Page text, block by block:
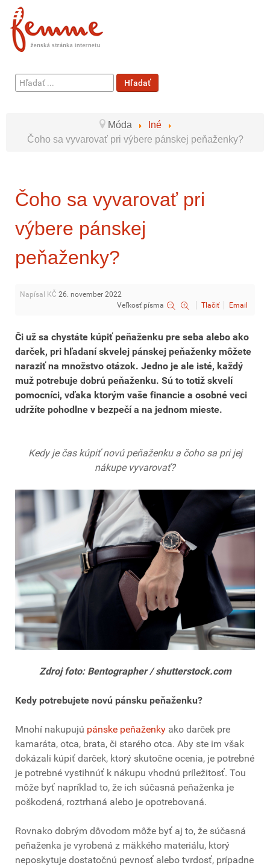
Hľadať
...
Hľadať
Móda
Iné
Čoho sa vyvarovať pri výbere pánskej peňaženky?
Čoho sa vyvarovať pri
výbere pánskej
peňaženky?
Napísal KČ 26. november 2022
Veľkosť písma
Tlačiť Email
Či už sa chystáte kúpiť peňaženku pre seba alebo ako
darček, pri hľadaní skvelej pánskej peňaženky môžete
naraziť na množstvo otázok. Jedno je ale isté, každý
muž potrebuje dobrú peňaženku. Sú to totiž skvelí
pomocníci, vďaka ktorým vaše financie a osobné veci
udržíte pohodlne v bezpečí a na jednom mieste.
Kedy je čas kúpiť novú peňaženku a čoho sa pri jej
nákupe vyvarovať?
Zdroj foto: Bentographer / shutterstock.com
Kedy potrebujete novú pánsku peňaženku?
Mnohí nakupujú pánske peňaženky ako darček pre
kamaráta, otca, brata, či starého otca. Aby ste im však
dokázali kúpiť darček, ktorý skutočne ocenia, je potrebné
je potrebné vystihnúť k nákupu vhodnú príležitosť. Tou
môže byť napríklad to, že ich súčasná peňaženka je
poškodená, roztrhaná alebo je opotrebovaná.
Rovnako dobrým dôvodom môže byť aj to, že súčasná
peňaženka je vyrobená z mäkkého materiálu, ktorý
neposkytuje dostatočnú pevnosť alebo tvrdosť, prípadne